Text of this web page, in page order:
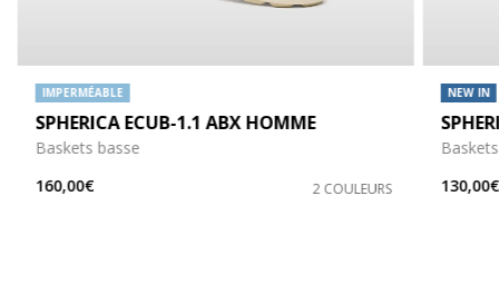
IMPERMÉABLE
SPHERICA ECUB-1.1 ABX HOMME
Baskets basse
160,00€
2 COULEURS
NEW IN
130,00€